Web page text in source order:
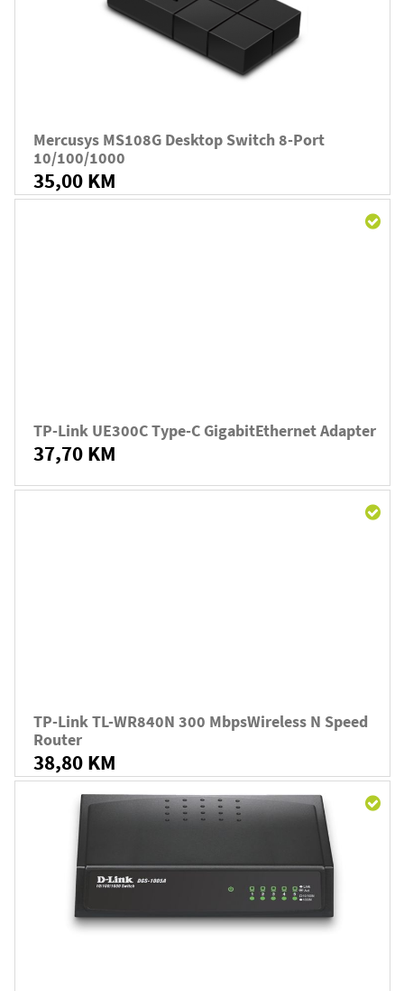
Mercusys MS108G Desktop Switch 8-Port
10/100/1000
35,00 KM
TP-Link UE300C Type-C GigabitEthernet Adapter
37,70 KM
TP-Link TL-WR840N 300 MbpsWireless N Speed
Router
38,80 KM